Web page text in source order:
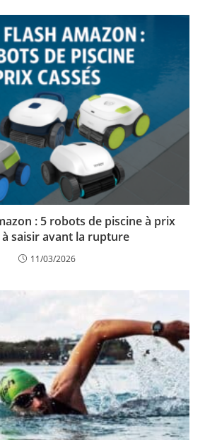
: 5 robots de piscine à prix
à saisir avant la rupture
11/03/2026